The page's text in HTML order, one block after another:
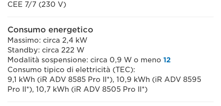
CEE 7/7 (230 V)
Consumo energetico
Massimo: circa 2,4 kW
Standby: circa 222 W
Modalità sospensione: circa 0,9 W o meno 12
Consumo tipico di elettricità (TEC):
9,1 kWh (iR ADV 8585 Pro II*), 10,9 kWh (iR ADV 8595
Pro II*), 10,7 kWh (iR ADV 8505 Pro II*)